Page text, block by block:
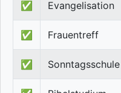
✅ Evangelisation
✅ Frauentreff
✅ Sonntagsschule